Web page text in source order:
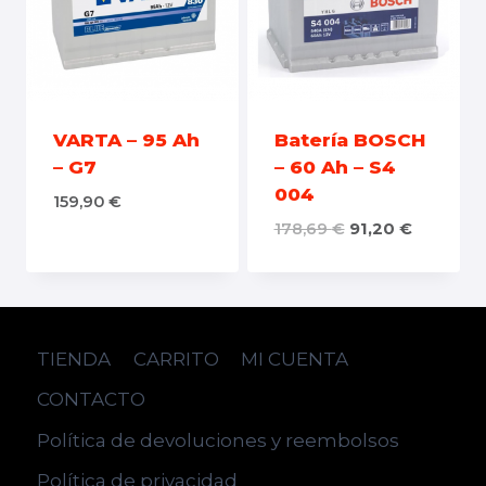
VARTA – 95 Ah
– G7
159,90 €
Batería BOSCH
– 60 Ah – S4
004
178,69€ 91,20 €
TIENDA CARRITO
MI CUENTA
CONTACTO
Política de devoluciones y reembolsos
Política de privacidad